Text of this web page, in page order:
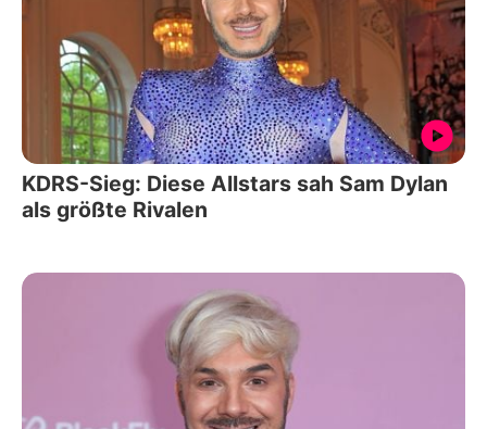
KDRS-Sieg: Diese Allstars sah Sam Dylan
als größte Rivalen